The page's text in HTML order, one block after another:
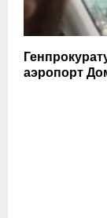
аэропорт